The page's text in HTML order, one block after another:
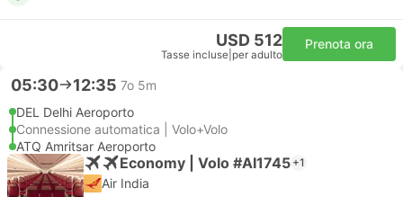
USD 512
Tasse incluse per adulto
Prenota ora
05:30 12:35 7o 5m
DEL Delhi Aeroporto
Connessione automatica | Volo+Volo
ATQ Amritsar Aeroporto
Economy | Volo #AI1745 +1
Air India